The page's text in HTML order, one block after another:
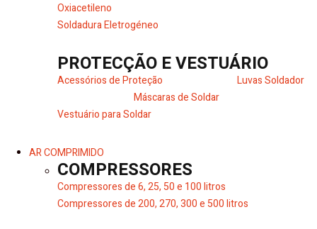
Oxiacetileno
Soldadura Eletrogéneo
PROTECÇÃO E VESTUÁRIO
Acessórios de Proteção
Luvas Soldador
Máscaras de Soldar
Vestuário para Soldar
AR COMPRIMIDO
COMPRESSORES
Compressores de 6, 25, 50 e 100 litros
Compressores de 200, 270, 300 e 500 litros